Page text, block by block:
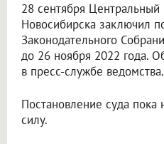
28 сентября
Новосибирска заключил
Законодательного
до 26 ноября 2022 года.
в пресс-службе ведомства.
Постановление суда пока
силу.